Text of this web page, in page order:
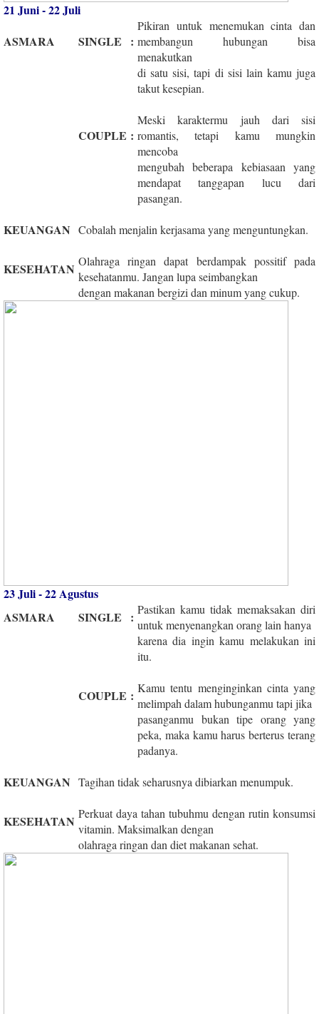
21 Juni - 22 Juli
ASMARA
SINGLE :
Pikiran untuk menemukan cinta dan
membangun hubungan bisa
menakutkan
di satu sisi, tapi di sisi lain kamu juga
takut kesepian.
COUPLE :
Meski karaktermu jauh dari sisi
romantis, tetapi kamu mungkin
mencoba
mengubah beberapa kebiasaan yang
mendapat tanggapan lucu dari
pasangan.
KEUANGAN Cobalah menjalin kerjasama yang menguntungkan.
KESEHATAN Olahraga ringan dapat berdampak possitif pada
kesehatanmu. Jangan lupa seimbangkan
dengan makanan bergizi dan minum yang cukup.
23 Juli - 22 Agustus
ASMARA
SINGLE : Pastikan kamu tidak memaksakan diri
untuk menyenangkan orang lain hanya
karena dia ingin kamu melakukan ini
itu.
COUPLE : Kamu tentu menginginkan cinta yang
melimpah dalam hubunganmu tapi jika
pasanganmu bukan tipe orang yang
peka, maka kamu harus berterus terang
padanya.
KEUANGAN Tagihan tidak seharusnya dibiarkan menumpuk.
KESEHATAN Perkuat daya tahan tubuhmu dengan rutin konsumsi
vitamin. Maksimalkan dengan
olahraga ringan dan diet makanan sehat.